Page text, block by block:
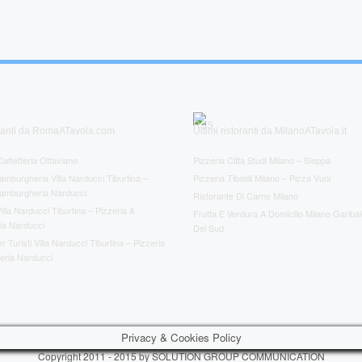
da RomaATavola.com
Ottaviano
Villa Narducci Tiburtina –
Narducci
Narducci Tiburtina – Pizzeria &
Narducci
Turisti Villa Narducci Tiburtina – Pizzeria
Narducci
Ultimi ristoranti da MilanoATavola.it
Pizzeria Citta Studi Milano – Sleppa
Pizzeria Tibaldi Milano – Pizza Vuoi
Ristorante Di Carne Milano
Frutta E Verdura A Domicilio Milano
Del Sud
Privacy & Cookies Policy
Copyright 2011 - 2015 by SOLUTION GROUP COMMUNICATION